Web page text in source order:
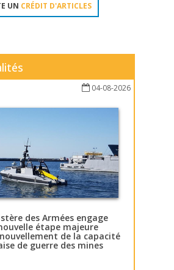
UN CRÉDIT D'ARTICLES
04-08-2026
des Armées engage
étape majeure
de la capacité
de guerre des mines